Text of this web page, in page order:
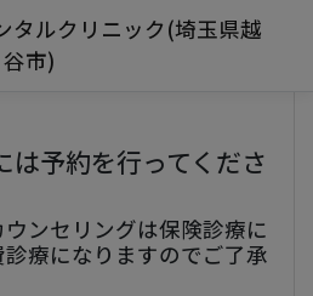
タルクリニック(埼玉県越
谷市)
は予約を行ってくださ
ンセリングは保険診療に
療になりますのでご了承